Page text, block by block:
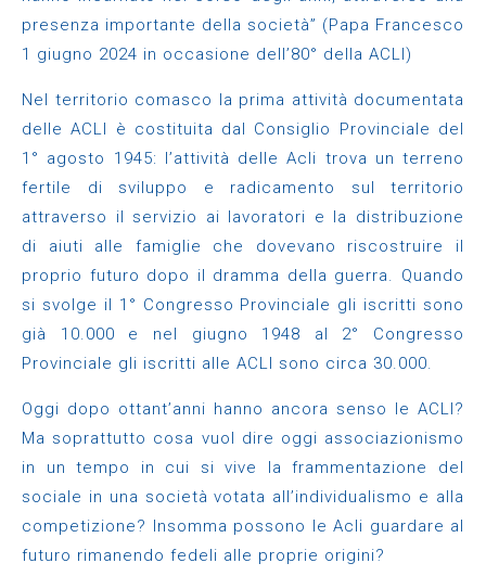
presenza importante della società” (Papa Francesco
1 giugno 2024 in occasione dell’80° della ACLI)
Nel territorio comasco la prima attività documentata
delle ACLI è costituita dal Consiglio Provinciale del
1° agosto 1945: l’attività delle Acli trova un terreno
fertile di sviluppo e radicamento sul territorio
attraverso il servizio ai lavoratori e la distribuzione
di aiuti alle famiglie che dovevano riscostruire il
proprio futuro dopo il dramma della guerra. Quando
si svolge il 1° Congresso Provinciale gli iscritti sono
già 10.000 e nel giugno 1948 al 2° Congresso
Provinciale gli iscritti alle ACLI sono circa 30.000.
Oggi dopo ottant’anni hanno ancora senso le ACLI?
Ma soprattutto cosa vuol dire oggi associazionismo
in un tempo in cui si vive la frammentazione del
sociale in una società votata all’individualismo e alla
competizione? Insomma possono le Acli guardare al
futuro rimanendo fedeli alle proprie origini?